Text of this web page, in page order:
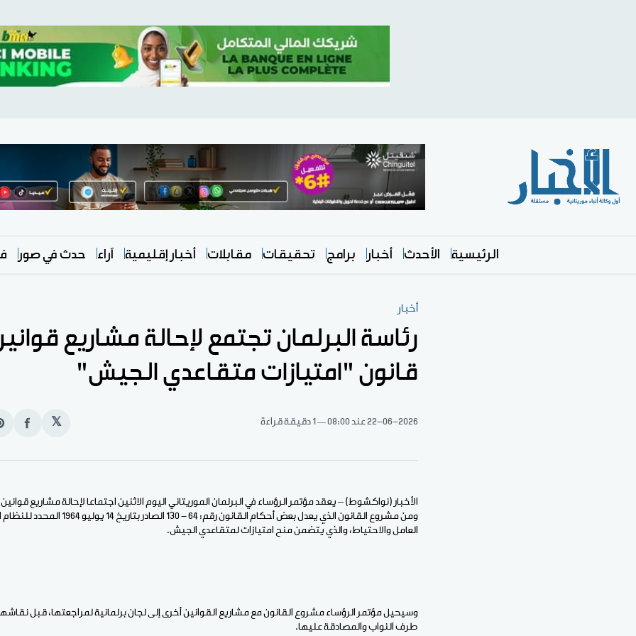
الرئيسية الأحدث أخبار برامج تحقيقات مقابلات أخبار إقليمية آراء حدث في صور
أخبار
رئاسة البرلمان تجتمع لإحالة مشاريع
قانون "امتيازات متقاعدي الجيش"
22-06-2026عند 08:00 1 دقيقة قراءة 𝕏
انشر
الأخبار (نواكشوط) – يعقد مؤتمر الرؤساء في البرلمان الموريتاني اليوم الاثنين اجتماعا لإحالة مشاريع قوانين
ومن مشروع القانون الذي يعدل بعض أحكام
العامل والاحتياط، والذي يتضمن منح امتيازات لمتقاعدي الجيش.
وسيحيل مؤتمر الرؤساء مشروع القانون مع مشاريع القوانين أخرى إلى لجان برلمانية لمراجعتها، قبل
طرف النواب والمصادقة عليها.